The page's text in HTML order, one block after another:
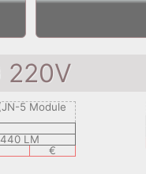
220V
LM
€